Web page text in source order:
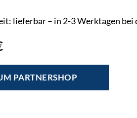
lieferbar – in 2-3 Werktagen bei
PARTNERSHOP